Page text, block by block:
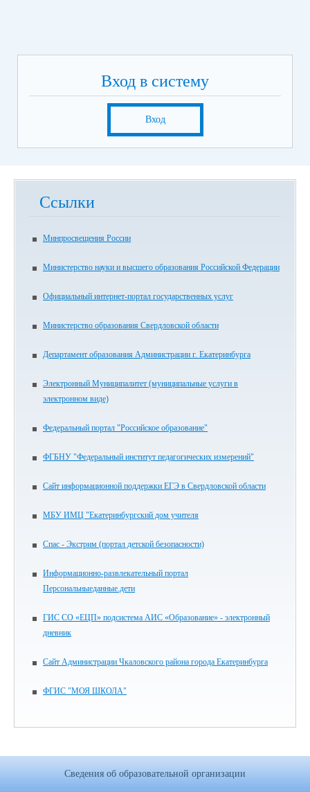
Вход в систему
Вход
Ссылки
Минпросвещения России
Министерство науки и высшего образования Российской Федерации
Официальный интернет-портал государственных услуг
Министерство образования Свердловской области
Департамент образования Администрации г. Екатеринбурга
Электронный Муниципалитет (муниципальные услуги в
электронном виде)
Федеральный портал "Российское образование"
ФГБНУ "Федеральный институт педагогических измерений"
Сайт информационной поддержки ЕГЭ в Свердловской области
МБУ ИМЦ "Екатеринбургский дом учителя
Спас - Экстрим (портал детской безопасности)
Информационно-развлекательный портал
Персональныеданные.дети
ГИС СО «ЕЦП» подсистема АИС «Образование» - электронный
дневник
Сайт Администрации Чкаловского района города Екатеринбурга
ФГИС "МОЯ ШКОЛА"
Сведения об образовательной организации